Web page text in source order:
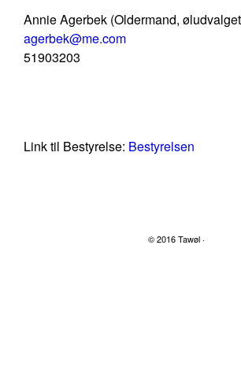
Annie Agerbek (Oldermand,
agerbek@me.com
51903203
Link til Bestyrelse: Bestyrelsen
© 2016 Tawøl ·